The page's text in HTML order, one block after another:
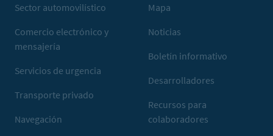
Sector automovilístico
Comercio electrónico y
mensajería
Servicios de urgencia
Transporte privado
Navegación
Mapa
Noticias
Boletín informativo
Desarrolladores
Recursos para
colaboradores